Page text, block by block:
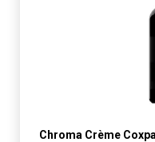
Chroma Crème